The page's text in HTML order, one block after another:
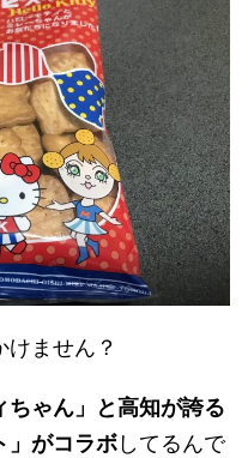
ません？
ゃん」と高知が誇る
」がコラボしてるんで